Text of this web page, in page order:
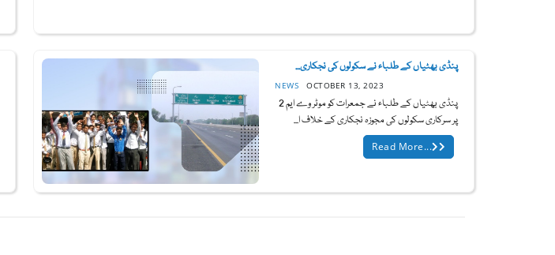
پنڈی بھٹیاں کے طلباء نے سکولوں کی نجکاری...
NEWS OCTOBER 13, 2023
پنڈی بھٹیاں کے طلباء نے جمعرات کو موٹر وے ایم 2
پر سرکاری سکولوں کی مجوزہ نجکاری کے خلاف ا...
Read More...